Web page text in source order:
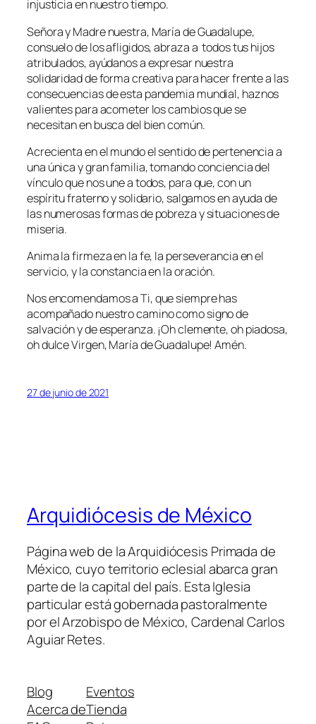
injusticia en nuestro tiempo.
Señora y Madre nuestra, María de Guadalupe,
consuelo de los afligidos, abraza a todos tus hijos
atribulados, ayúdanos a expresar nuestra
solidaridad de forma creativa para hacer frente a las
consecuencias de esta pandemia mundial, haznos
valientes para acometer los cambios que se
necesitan en busca del bien común.
Acrecienta en el mundo el sentido de pertenencia a
una única y gran familia, tomando conciencia del
vínculo que nos une a todos, para que, con un
espíritu fraterno y solidario, salgamos en ayuda de
las numerosas formas de pobreza y situaciones de
miseria.
Anima la firmeza en la fe, la perseverancia en el
servicio, y la constancia en la oración.
Nos encomendamos a Ti, que siempre has
acompañado nuestro camino como signo de
salvación y de esperanza. ¡Oh clemente, oh piadosa,
oh dulce Virgen, María de Guadalupe! Amén.
27 de junio de 2021
Arquidiócesis de México
Página web de la Arquidiócesis Primada de
México, cuyo territorio eclesial abarca gran
parte de la capital del país. Esta Iglesia
particular está gobernada pastoralmente
por el Arzobispo de México, Cardenal Carlos
Aguiar Retes.
Blog
Acerca de
Eventos
Tienda